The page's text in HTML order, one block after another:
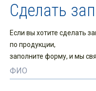
Сделать
Если вы хотите сделать
по продукции,
заполните форму, и мы